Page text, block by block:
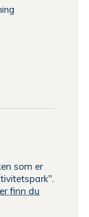
som er
finn du